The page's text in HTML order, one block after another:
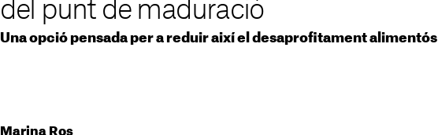
del punt de maduració
Una opció pensada per a reduir així el desaprofitament alimentós
Marina Ros